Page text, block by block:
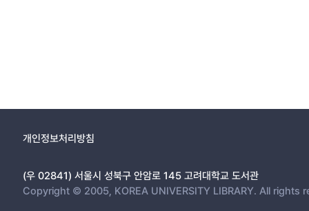
개인정보처리방침
(우 02841) 서울시 성북구 안암로 145 고려대학교 도서관
Copyright © 2005, KOREA UNIVERSITY LIBRARY. All rights